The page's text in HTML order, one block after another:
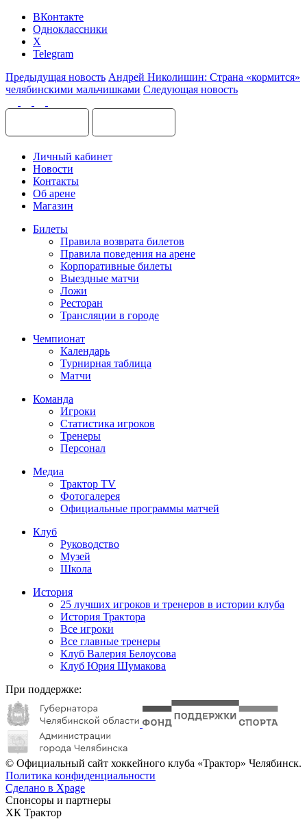
ВКонтакте
Одноклассники
X
Telegram
Предыдущая новость Андрей Николишин: Страна «кормится»
челябинскими мальчишками Следующая новость
Личный кабинет
Новости
Контакты
Об арене
Магазин
Билеты
Правила возврата билетов
Правила поведения на арене
Корпоративные билеты
Выездные матчи
Ложи
Ресторан
Трансляции в городе
Чемпионат
Календарь
Турнирная таблица
Матчи
Команда
Игроки
Статистика игроков
Тренеры
Персонал
Медиа
Трактор TV
Фотогалерея
Официальные программы матчей
Клуб
Руководство
Музей
Школа
История
25 лучших игроков и тренеров в истории клуба
История Трактора
Все игроки
Все главные тренеры
Клуб Валерия Белоусова
Клуб Юрия Шумакова
При поддержке:
© Официальный сайт хоккейного клуба «Трактор» Челябинск.
Политика конфиденциальности
Сделано в Xpage
Спонсоры и партнеры
ХК Трактор